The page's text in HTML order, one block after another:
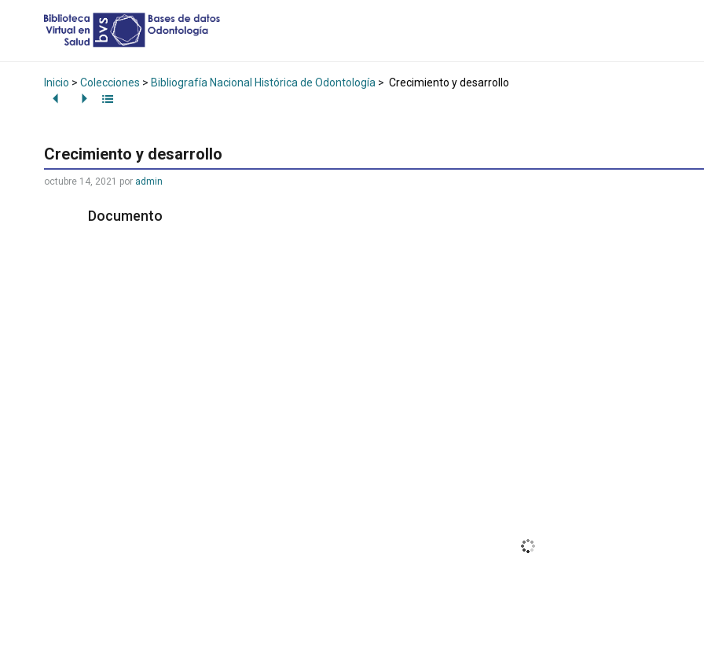
Inicio > Colecciones > Bibliografía Nacional Histórica de Odontología > Crecimiento y desarrollo
Crecimiento y desarrollo
octubre 14, 2021 por admin
Documento